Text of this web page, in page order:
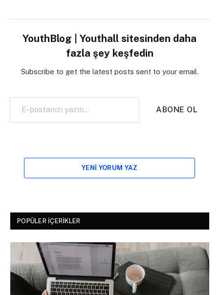
YouthBlog | Youthall sitesinden daha
fazla şey keşfedin
Subscribe to get the latest posts sent to your email.
E-postanızı yazın…
ABONE OL
YENI YORUM YAZ
POPÜLER İÇERIKLER